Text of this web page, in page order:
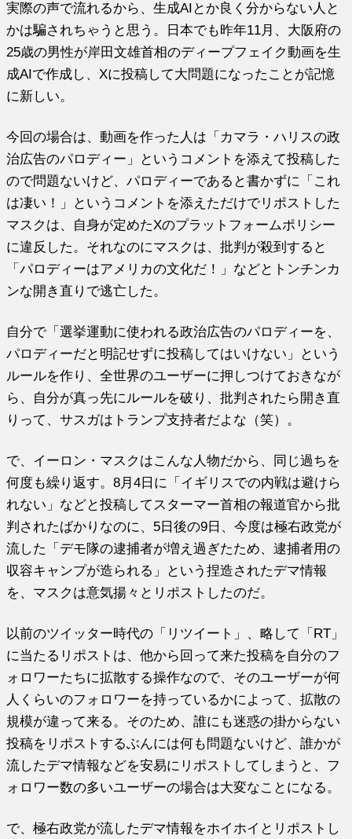
実際の声で流れるから、生成AIとか良く分からない人と
かは騙されちゃうと思う。日本でも昨年11月、大阪府の
25歳の男性が岸田文雄首相のディープフェイク動画を生
成AIで作成し、Xに投稿して大問題になったことが記憶
に新しい。
今回の場合は、動画を作った人は「カマラ・ハリスの政
治広告のパロディー」というコメントを添えて投稿した
ので問題ないけど、パロディーであると書かずに「これ
は凄い！」というコメントを添えただけでリポストした
マスクは、自身が定めたXのプラットフォームポリシー
に違反した。それなのにマスクは、批判が殺到すると
「パロディーはアメリカの文化だ！」などとトンチンカ
ンな開き直りで逃亡した。
自分で「選挙運動に使われる政治広告のパロディーを、
パロディーだと明記せずに投稿してはいけない」という
ルールを作り、全世界のユーザーに押しつけておきなが
ら、自分が真っ先にルールを破り、批判されたら開き直
りって、サスガはトランプ支持者だよな（笑）。
で、イーロン・マスクはこんな人物だから、同じ過ちを
何度も繰り返す。8月4日に「イギリスでの内戦は避けら
れない」などと投稿してスターマー首相の報道官から批
判されたばかりなのに、5日後の9日、今度は極右政党が
流した「デモ隊の逮捕者が増え過ぎたため、逮捕者用の
収容キャンプが造られる」という捏造されたデマ情報
を、マスクは意気揚々とリポストしたのだ。
以前のツイッター時代の「リツイート」、略して「RT」
に当たるリポストは、他から回って来た投稿を自分のフ
ォロワーたちに拡散する操作なので、そのユーザーが何
人くらいのフォロワーを持っているかによって、拡散の
規模が違って来る。そのため、誰にも迷惑の掛からない
投稿をリポストするぶんには何も問題ないけど、誰かが
流したデマ情報などを安易にリポストしてしまうと、フ
ォロワー数の多いユーザーの場合は大変なことになる。
で、極右政党が流したデマ情報をホイホイとリポストし